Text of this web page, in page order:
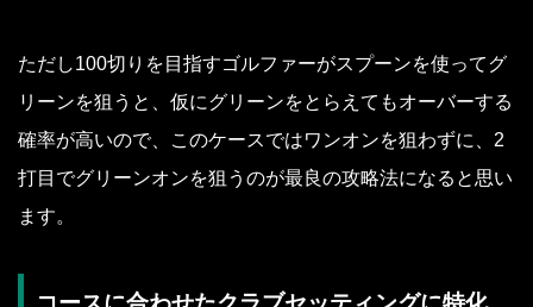
ただし100切りを目指すゴルファーがスプーンを使ってグ
リーンを狙うと、仮にグリーンをとらえてもオーバーする
確率が高いので、このケースではワンオンを狙わずに、2
打目でグリーンオンを狙うのが最良の攻略法になると思い
ます。